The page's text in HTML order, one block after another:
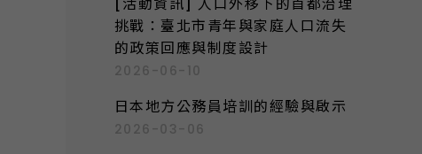
挑戰：臺北市青年與家庭人口流失
的政策回應與制度設計
2026-06-10
日本地方公務員培訓的經驗與啟示
2026-03-06